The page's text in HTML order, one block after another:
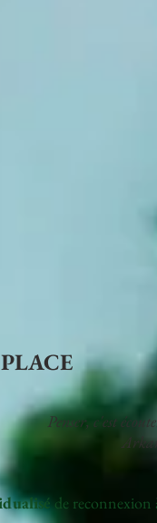
Penser, c'est
de reconnexion